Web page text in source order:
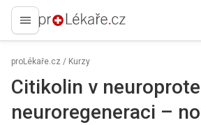
proLékaře.cz
proLékaře.cz / Kurzy
Citikolin v
neuroregeneraci –